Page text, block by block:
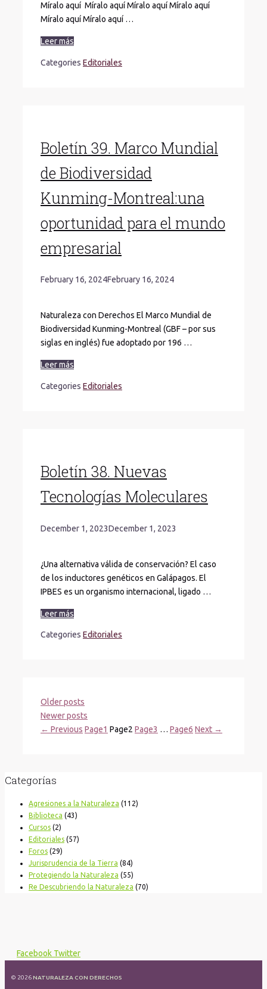
Míralo aquí Míralo aquí Míralo aquí Míralo aquí
Míralo aquí Míralo aquí …
Leer más
Categories Editoriales
Boletín 39. Marco Mundial
de Biodiversidad
Kunming-Montreal:una
oportunidad para el mundo
empresarial
February 16, 2024February 16, 2024
Naturaleza con Derechos El Marco Mundial de
Biodiversidad Kunming-Montreal (GBF – por sus
siglas en inglés) fue adoptado por 196 …
Leer más
Categories Editoriales
Boletín 38. Nuevas
Tecnologías Moleculares
December 1, 2023December 1, 2023
¿Una alternativa válida de conservación? El caso
de los inductores genéticos en Galápagos. El
IPBES es un organismo internacional, ligado …
Leer más
Categories Editoriales
Older posts
Newer posts
← Previous Page1 Page2 Page3 … Page6 Next →
Categorías
Agresiones a la Naturaleza (112)
Biblioteca (43)
Cursos (2)
Editoriales (57)
Foros (29)
Jurisprudencia de la Tierra (84)
Protegiendo la Naturaleza (55)
Re Descubriendo la Naturaleza (70)
Facebook Twitter
© 2026NATURALEZA CON DERECHOS